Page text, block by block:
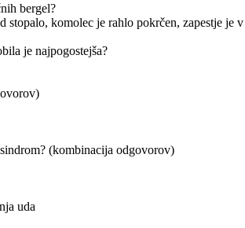
bergel?
stopalo, komolec je rahlo pokrčen, zapestje je
je najpogostejša?
(kombinacija odgovorov)
uda